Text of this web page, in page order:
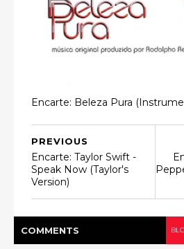
Encarte: Beleza Pura
PREVIOUS
Encarte: Taylor Swift -
Speak Now (Taylor's
Version)
COMMENTS